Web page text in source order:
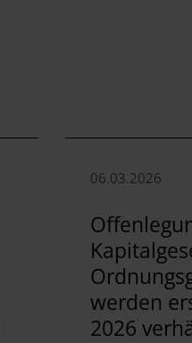
06.03.2026
werden
2026